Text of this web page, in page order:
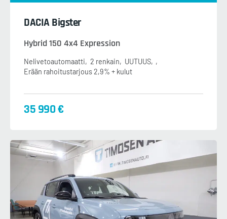
DACIA Bigster
Hybrid 150 4x4 Expression
Nelivetoautomaatti 2 renkain
UUTUUS
Erään rahoitustarjous 2,9% + kulut
35 990 €